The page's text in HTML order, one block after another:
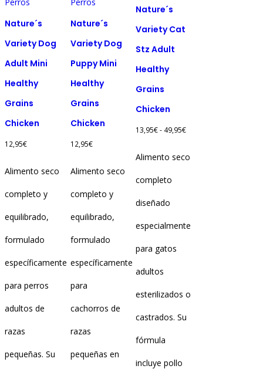
opciones
se
elegir
en
la
de
producto
Nature´s
Variety Dog
Adult Mini
Healthy
Grains
Chicken
12,95€
Alimento seco
completo y
equilibrado,
formulado
específicamente
para perros
adultos de
razas
pequeñas. Su
opciones
se
elegir
en
la
de
producto
Nature´s
Variety Dog
Puppy Mini
Healthy
Grains
Chicken
12,95€
Alimento seco
completo y
equilibrado,
formulado
específicamente
para
cachorros de
razas
pequeñas en
se
elegir
en
la
de
producto
Nature´s
Variety Cat
Stz Adult
Healthy
Grains
Chicken
13,95€- 49,95€Rango
precios:
Alimento seco
completo
diseñado
especialmente
para gatos
adultos
esterilizados o
castrados. Su
fórmula
incluye pollo